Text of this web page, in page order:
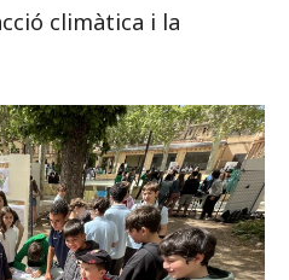
climàtica i la